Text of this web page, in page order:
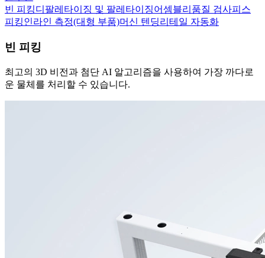
빈 피킹디팔레타이징 및 팔레타이징어셈블리 품질 검사피스
피킹인라인 측정(대형 부품)머신 텐딩리테일 자동화
빈 피킹
최고의 3D 비전과 첨단 AI 알고리즘을 사용하여 가장 까다로
운 물체를 처리할 수 있습니다.